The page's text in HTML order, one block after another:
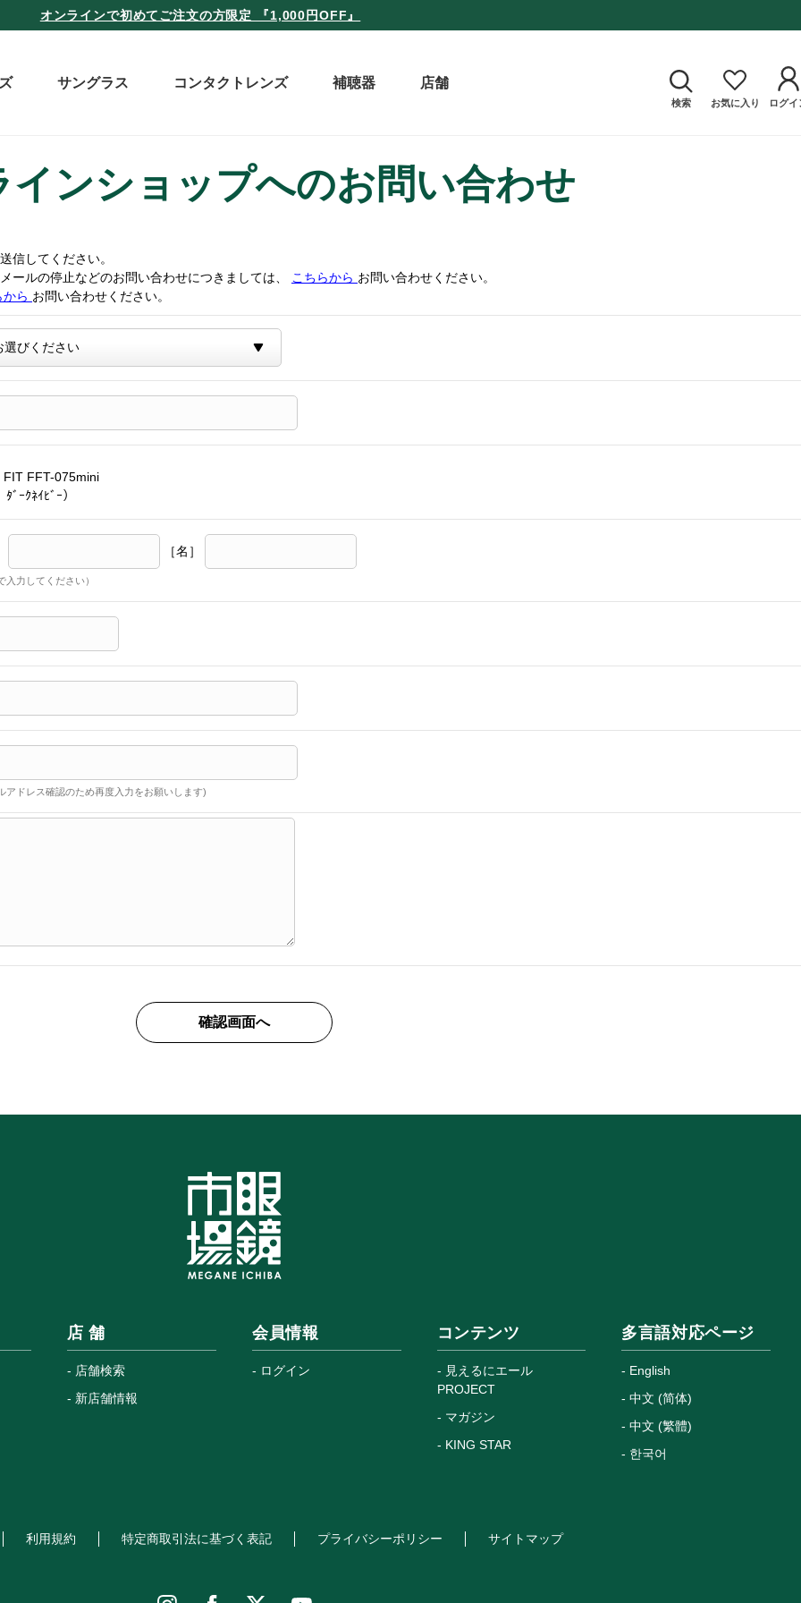
オンラインで初めてご注文の方限定 『1,000円OFF』
サングラス コンタクトレンズ 補聴器 店舗
検索 お気に入り ログイ
インショップへのお問い合わせ
信してください。
ルの停止などのお問い合わせにつきましては、
こちらから お問い合わせください。
ら お問い合わせください。
FIT FFT-075mini
ｰｸﾈｲﾋﾞｰ）
［名］
入力してください）
アドレス確認のため再度入力をお願いします)
店 舗
店舗検索
新店舗情報
会員情報
ログイン
コンテンツ
見えるにエール
PROJECT
マガジン
KING STAR
多言語対応ページ
English
中文 (简体)
中文 (繁體)
한국어
利用規約 特定商取引法に基づく表記 プライバシーポリシー サイトマップ